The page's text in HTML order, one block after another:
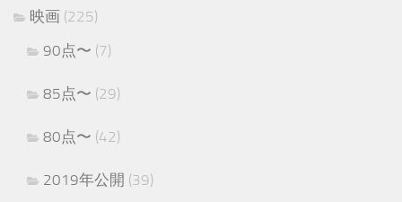
映画 (225)
90点〜 (7)
85点〜 (29)
80点〜 (42)
2019年公開 (39)